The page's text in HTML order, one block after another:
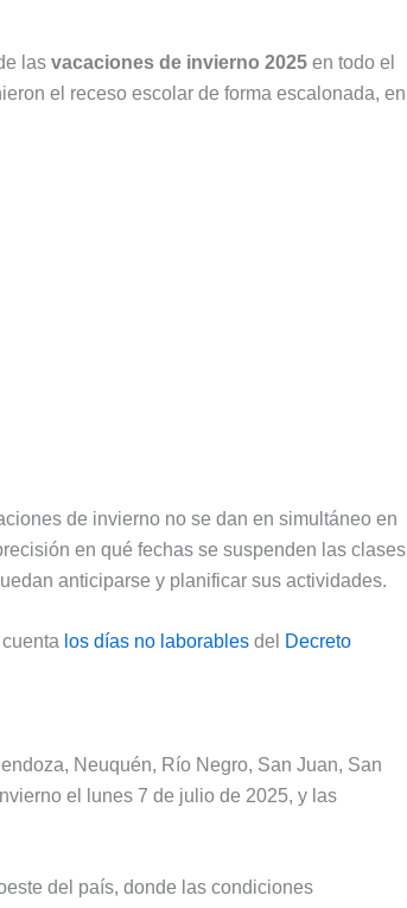
las vacaciones de invierno 2025 en todo el
el receso escolar de forma escalonada, en
de invierno no se dan en simultáneo en
en qué fechas se suspenden las clases
anticiparse y planificar sus actividades.
los días no laborables del
Decreto
Neuquén, Río Negro, San Juan, San
el lunes 7 de julio de 2025, y las
del país, donde las condiciones